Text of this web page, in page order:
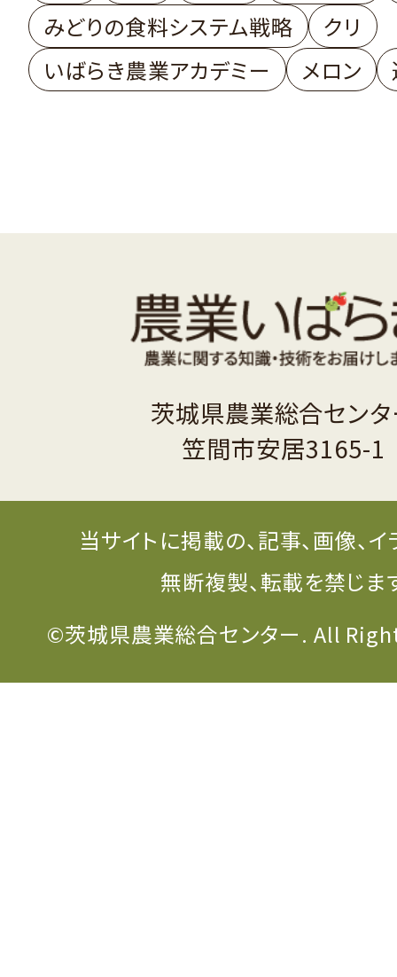
みどりの食料システム戦略
クリ
いばらき農業アカデミー
メロン
茨城県農業総合セン
笠間市安居3165-1
当サイトに掲載の、記事、画像、
無断複製、転載を禁じま
©茨城県農業総合センター. All